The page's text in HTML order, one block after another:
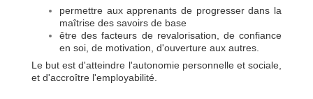
permettre aux apprenants de progresser dans la
maîtrise des savoirs de base
être des facteurs de revalorisation, de confiance
en soi, de motivation, d'ouverture aux autres.
Le but est d'atteindre l'autonomie personnelle et sociale,
et d'accroître l'employabilité.